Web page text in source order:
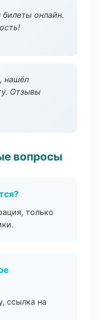
онлайн.
нашёл
Отзывы
вопросы
только
ссылка на